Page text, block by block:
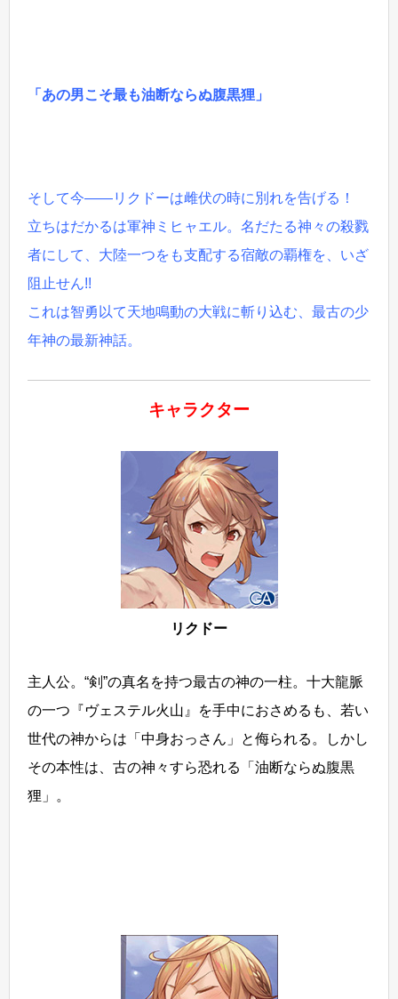
「あの男こそ最も油断ならぬ腹黒狸」
そして今――リクドーは雌伏の時に別れを告げる！
立ちはだかるは軍神ミヒャエル。名だたる神々の殺戮
者にして、大陸一つをも支配する宿敵の覇権を、いざ
阻止せん!!
これは智勇以て天地鳴動の大戦に斬り込む、最古の少
年神の最新神話。
キャラクター
リクドー
主人公。“剣”の真名を持つ最古の神の一柱。十大龍脈
の一つ『ヴェステル火山』を手中におさめるも、若い
世代の神からは「中身おっさん」と侮られる。しかし
その本性は、古の神々すら恐れる「油断ならぬ腹黒
狸」。